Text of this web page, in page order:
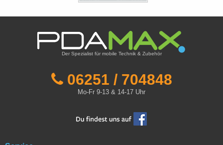
Der Spezialist für mobile Technik & Zubehör
06251 / 704848
Mo-Fr 9-13 & 14-17 Uhr